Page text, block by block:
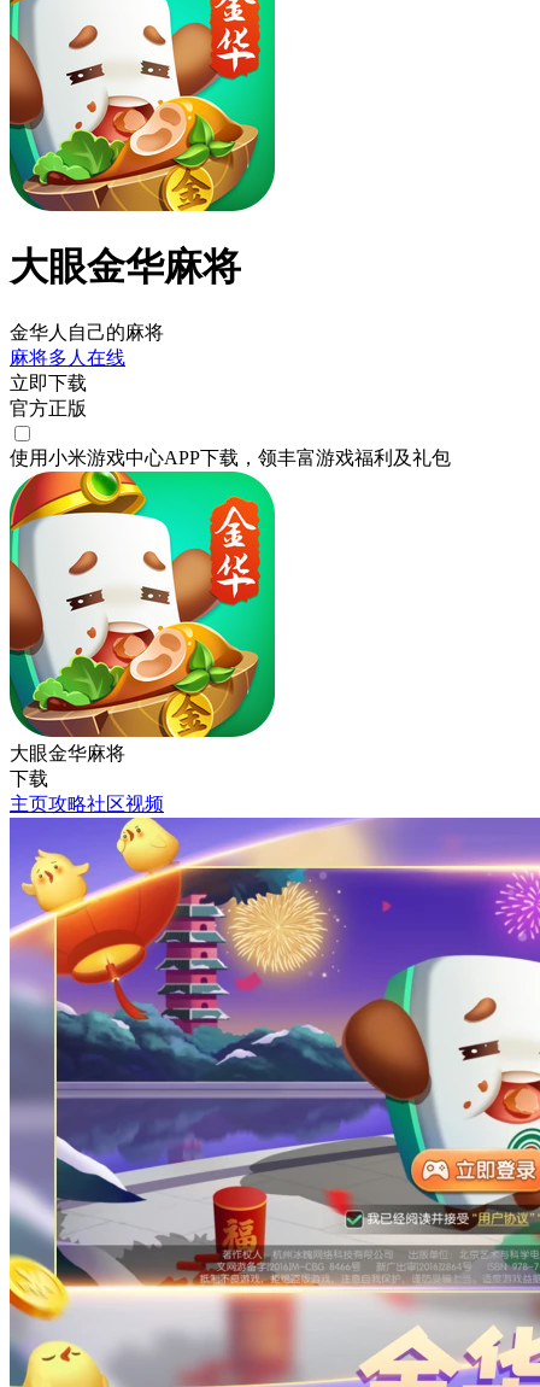
大眼金华麻将
金华人自己的麻将
麻将多人在线
立即下载
官方正版
使用小米游戏中心APP下载 ，领丰富游戏福利 及礼包
大眼金华麻将
下载
主页攻略社区视频